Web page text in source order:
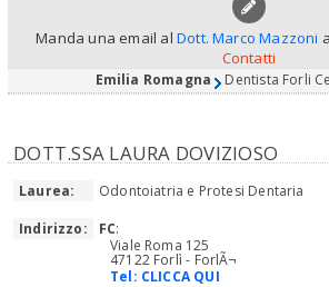
Manda una email al Dott. Marco Mazzoni
Contatti
Emilia Romagna Dentista Forli
DOTT.SSA LAURA DOVIZIOSO
Laurea:
Odontoiatria e Protesi Dentaria
Indirizzo:
FC:
Viale Roma 125
47122 Forlì - ForlÃ¬
Tel: CLICCA QUI